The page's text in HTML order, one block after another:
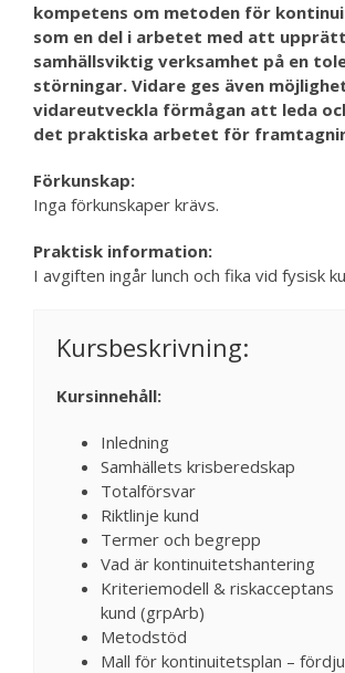
kompetens om metoden för
som en del i arbetet med att
samhällsviktig verksamhet på en
störningar. Vidare ges även
vidareutveckla förmågan att leda
det praktiska arbetet för
Förkunskap:
Inga förkunskaper krävs.
Praktisk information:
I avgiften ingår lunch och fika vid fysisk
Kursbeskrivning:
Kursinnehåll:
Inledning
Samhällets krisberedskap
Totalförsvar
Riktlinje kund
Termer och begrepp
Vad är kontinuitetshantering
Kriteriemodell & riskacceptans
kund (grpArb)
Metodstöd
Mall för kontinuitetsplan –